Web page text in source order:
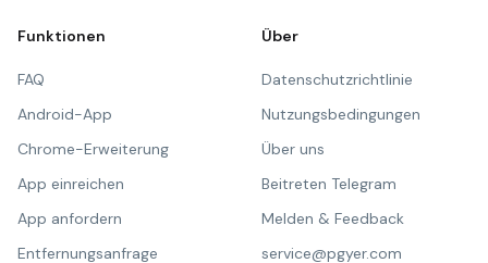
Funktionen
FAQ
Android-App
Chrome-Erweiterung
App einreichen
App anfordern
Entfernungsanfrage
Über
Datenschutzrichtlinie
Nutzungsbedingungen
Über uns
Beitreten Telegram
Melden & Feedback
service@pgyer.com